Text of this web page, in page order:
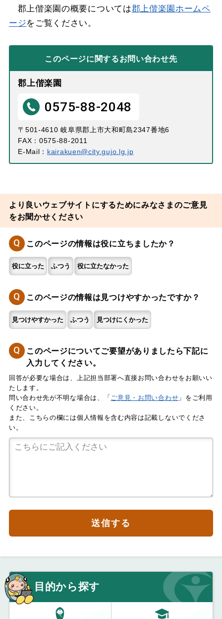
郡上偕楽園の概要については郡上偕楽園ホームペ
ージをご覧ください。
このページに関するお問い合わせ先
郡上偕楽園
0575-88-2048
〒501-4610 岐阜県郡上市大和町島2347番地6
FAX：0575-88-2011
E-Mail： kairakuen@city.gujo.lg.jp
より良いウェブサイトにするためにみなさまのご意見
をお聞かせください
Q このページの情報は役に立ちましたか？
役に立った ふつう 役に立たなかった
Q このページの情報は見つけやすかったですか？
見つけやすかった ふつう 見つけにくかった
Q
このページについてご要望がありましたら下記に
入力してください。
回答が必要な場合は、上記担当部署へ直接お問い合わせをお願いい
たします。
問い合わせ先が不明な場合は、「 ご意見・お問い合わせ 」をご利用
ください。
また、こちらの欄には個人情報を含む内容は記載しないでくださ
い。
送信する
目的から探す